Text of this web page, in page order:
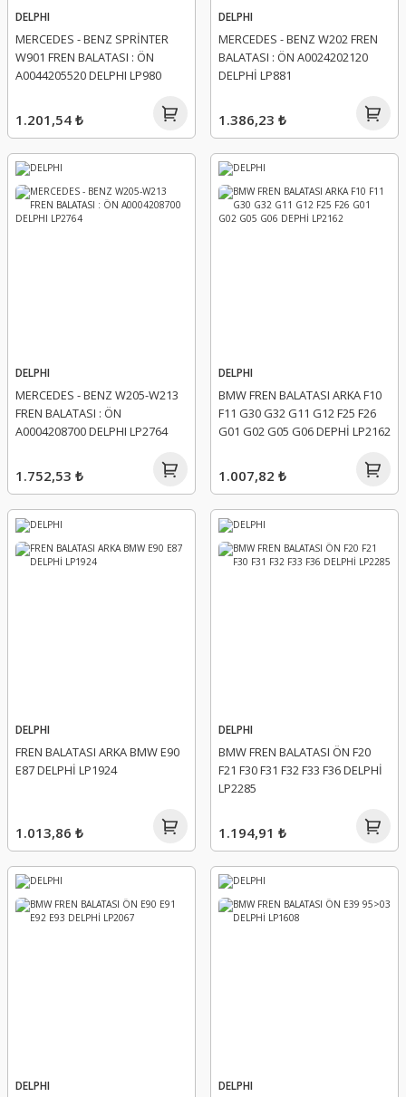
DELPHI
MERCEDES - BENZ SPRİNTER
W901 FREN BALATASI : ÖN
A0044205520 DELPHI LP980
1.201,54 ₺
DELPHI
MERCEDES - BENZ W202 FREN
BALATASI : ÖN A0024202120
DELPHİ LP881
1.386,23 ₺
DELPHI
MERCEDES - BENZ W205-W213
FREN BALATASI : ÖN
A0004208700 DELPHI LP2764
1.752,53 ₺
DELPHI
BMW FREN BALATASI ARKA F10
F11 G30 G32 G11 G12 F25 F26
G01 G02 G05 G06 DEPHİ LP2162
1.007,82 ₺
DELPHI
FREN BALATASI ARKA BMW E90
E87 DELPHİ LP1924
1.013,86 ₺
DELPHI
BMW FREN BALATASI ÖN F20
F21 F30 F31 F32 F33 F36 DELPHİ
LP2285
1.194,91 ₺
DELPHI DELPHI